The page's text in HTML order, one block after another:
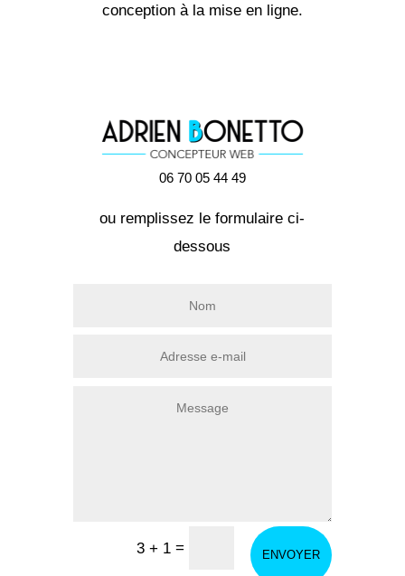
conception à la mise en ligne.
06 70 05 44 49
ou remplissez le formulaire ci-
dessous
3 + 1 = ENVOYER